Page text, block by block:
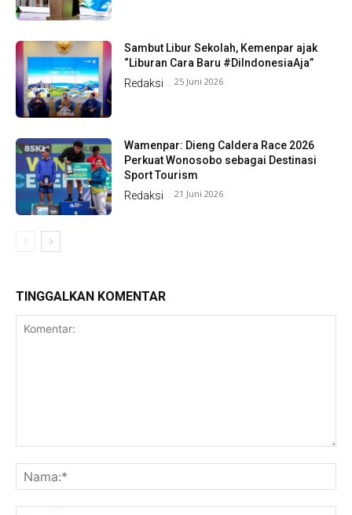
Sambut Libur Sekolah, Kemenpar ajak
“Liburan Cara Baru #DiIndonesiaAja”
Redaksi - 25 Juni 2026
Wamenpar: Dieng Caldera Race 2026
Perkuat Wonosobo sebagai Destinasi
Sport Tourism
Redaksi - 21 Juni 2026
TINGGALKAN KOMENTAR